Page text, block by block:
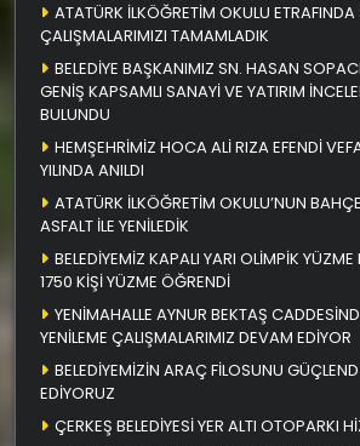
ATATÜRK İLKÖĞRETİM OKULU
ÇALIŞMALARIMIZI TAMAMLADIK
BELEDİYE BAŞKANIMIZ SN. HASAN
GENİŞ KAPSAMLI SANAYİ VE YATIRIM
BULUNDU
HEMŞEHRİMİZ HOCA ALİ RIZA EFENDİ
YILINDA ANILDI
ATATÜRK İLKÖĞRETİM OKULU’NUN
ASFALT İLE YENİLEDİK
BELEDİYEMİZ KAPALI YARI OLİMPİK
1750 KİŞİ YÜZME ÖĞRENDİ
YENİMAHALLE AYNUR BEKTAŞ
YENİLEME ÇALIŞMALARIMIZ DEVAM EDİYOR
BELEDİYEMİZİN ARAÇ FİLOSUNU
EDİYORUZ
ÇERKEŞ BELEDİYESİ YER ALTI OTOPARKI